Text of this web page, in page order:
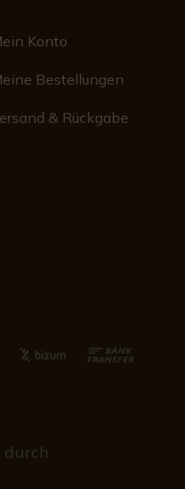
Konto
Bestellungen
& Rückgabe